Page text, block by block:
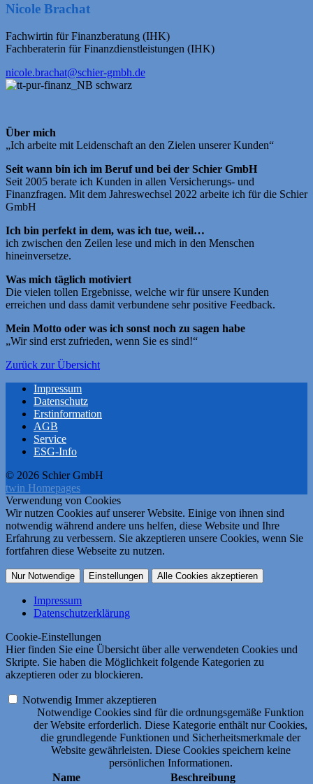
Nicole Brachat
Fachwirtin für Finanzberatung (IHK)
Fachberaterin für Finanzdienstleistungen (IHK)
nicole.brachat@schier-gmbh.de
Über mich
„Ich arbeite mit Leidenschaft an den Zielen unserer Kunden“
Seit wann bin ich im Beruf und bei der Schier GmbH
Seit 2005 berate ich Kunden in allen Versicherungs- und
Finanzfragen. Mit dem Jahreswechsel 2022 arbeite ich für die Schier
GmbH
Ich bin perfekt in dem, was ich tue, weil…
ich zwischen den Zeilen lese und mich in den Menschen
hineinversetze.
Was mich täglich motiviert
Die vielen tollen Ergebnisse, welche wir für unsere Kunden
erreichen und dass damit verbundene sehr positive Feedback.
Mein Motto oder was ich sonst noch zu sagen habe
„Wir sind erst zufrieden, wenn Sie es sind!“
Zurück zur Übersicht
Impressum
Datenschutz
Erstinformation
AGB
Service
ESG-Info
© 2026 Schier GmbH
twin Homepages
Verwendung von Cookies
Wir nutzen Cookies auf unserer Website. Einige von ihnen sind
notwendig während andere uns helfen, diese Website und Ihre
Erfahrung zu verbessern. Sie akzeptieren unsere Cookies, wenn Sie
fortfahren diese Webseite zu nutzen.
Nur Notwendige Einstellungen Alle Cookies akzeptieren
Impressum
Datenschutzerklärung
Cookie-Einstellungen
Hier finden Sie eine Übersicht über alle verwendeten Cookies und
Skripte. Sie haben die Möglichkeit folgende Kategorien zu
akzeptieren oder zu blockieren.
Notwendig Immer akzeptieren
Notwendige Cookies sind für die ordnungsgemäße Funktion
der Website erforderlich. Diese Kategorie enthält nur Cookies,
die grundlegende Funktionen und Sicherheitsmerkmale der
Website gewährleisten. Diese Cookies speichern keine
persönlichen Informationen.
Name
Beschreibung